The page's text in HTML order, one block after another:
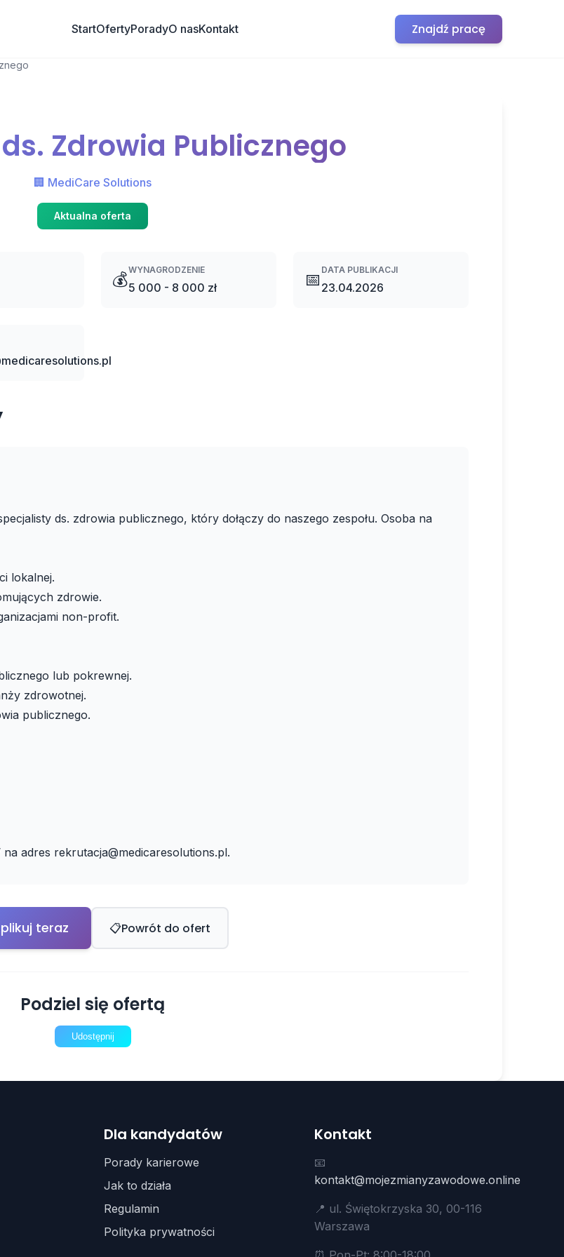
StartOfertyPoradyO nasKontakt Znajdź pracę
Zdrowia Publicznego
🏢 MediCare Solutions
Aktualna oferta
💰WYNAGRODZENIE
5 000 - 8 000 zł 📅 DATA PUBLIKACJI
23.04.2026
ds. zdrowia publicznego, który dołączy do naszego zespołu. Osoba na
lokalnej.
zdrowie.
non-profit.
lub pokrewnej.
zdrowotnej.
publicznego.
na adres rekrutacja@medicaresolutions.pl.
teraz 📋Powrót do ofert
Podziel się ofertą
Udostępnij
Dla kandydatów
Porady karierowe
Jak to działa
Regulamin
Polityka prywatności
Kontakt
📧
kontakt@mojezmianyzawodowe.online
📍 ul. Świętokrzyska 30, 00-116
Warszawa